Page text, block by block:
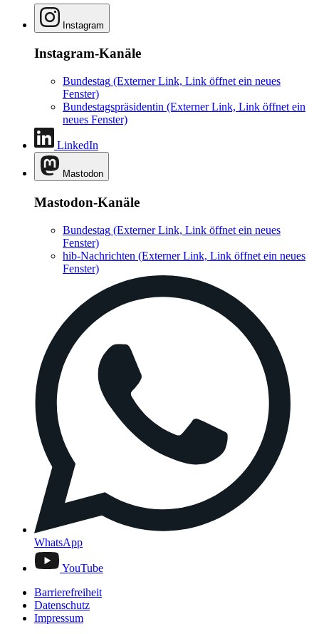
Instagram
Instagram-Kanäle
Bundestag (Externer Link, Link öffnet ein neues
Fenster)
Bundestagspräsidentin (Externer Link, Link öffnet ein
neues Fenster)
LinkedIn
Mastodon
Mastodon-Kanäle
Bundestag (Externer Link, Link öffnet ein neues
Fenster)
hib-Nachrichten (Externer Link, Link öffnet ein neues
Fenster)
WhatsApp
YouTube
Barrierefreiheit
Datenschutz
Impressum